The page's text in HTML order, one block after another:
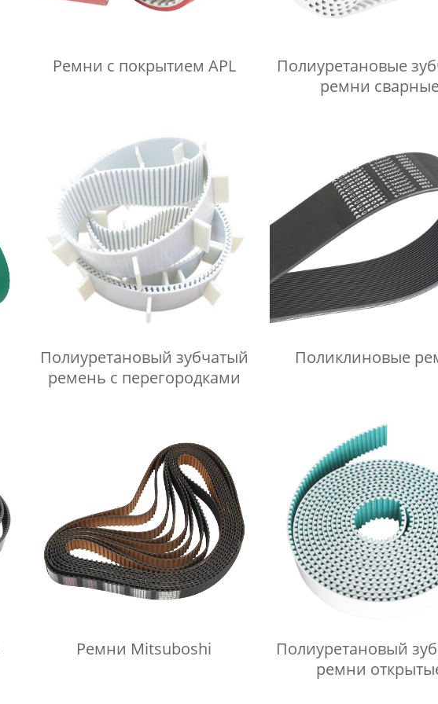
Ремни с покрытием APL
Полиуретановые
ремни
Полиуретановый зубчатый
ремень с перегородками
Поликлиновые
Ремни Mitsuboshi
Полиуретановый
ремни